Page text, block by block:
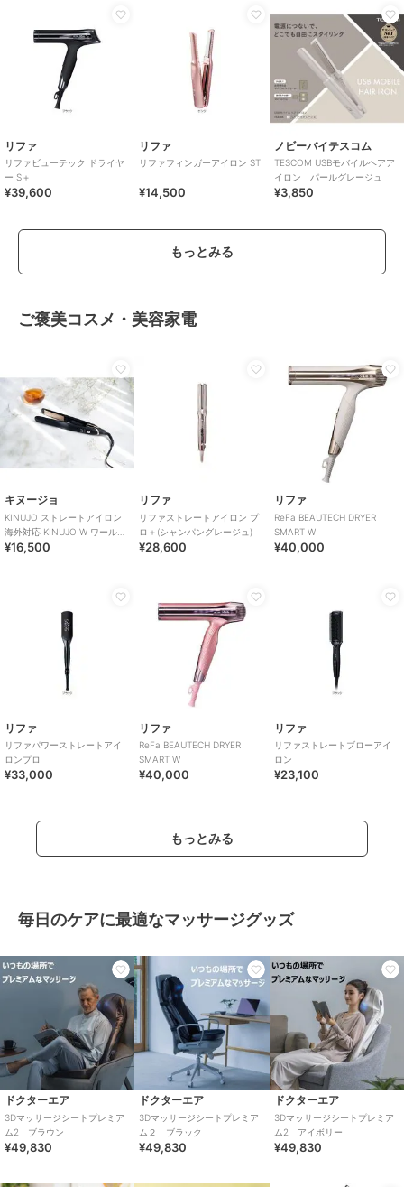
リファ
リファビューテック ドライヤ
ー S＋
¥39,600
リファ
リファフィンガーアイロン ST
¥14,500
ノビーバイテスコム
TESCOM USBモバイルヘアア
イロン パールグレージュ
¥3,850
もっとみる
ご褒美コスメ・美容家電
キヌージョ
KINUJO ストレートアイロン
海外対応 KINUJO W ワールド
ワイドモデル ブラック
¥16,500
リファ
リファストレートアイロン プ
ロ＋(シャンパングレージュ)
¥28,600
リファ
ReFa BEAUTECH DRYER
SMART W
¥40,000
リファ
リファパワーストレートアイ
ロンプロ
¥33,000
リファ
ReFa BEAUTECH DRYER
SMART W
¥40,000
リファ
リファストレートブローアイ
ロン
¥23,100
もっとみる
毎日のケアに最適なマッサージグッズ
ドクターエア
3Dマッサージシートプレミア
ム2 ブラウン
¥49,830
ドクターエア
3Dマッサージシートプレミア
ム２ ブラック
¥49,830
ドクターエア
3Dマッサージシートプレミア
ム2 アイボリー
¥49,830